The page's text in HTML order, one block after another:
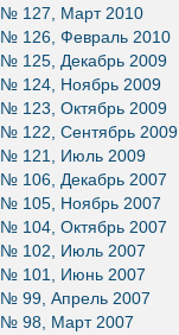
№ 127, Март 2010
№ 126, Февраль 2010
№ 125, Декабрь 2009
№ 124, Ноябрь 2009
№ 123, Октябрь 2009
№ 122, Сентябрь 2009
№ 121, Июль 2009
№ 106, Декабрь 2007
№ 105, Ноябрь 2007
№ 104, Октябрь 2007
№ 102, Июль 2007
№ 101, Июнь 2007
№ 99, Апрель 2007
№ 98, Март 2007